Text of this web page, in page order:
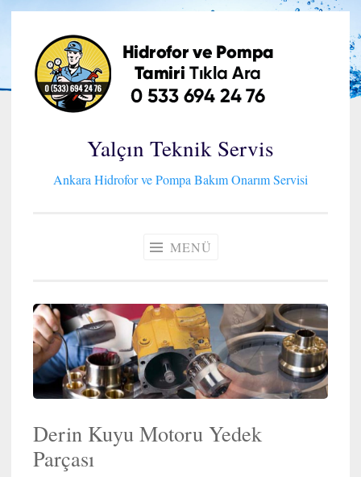
İçeriğe
geç
Yalçın Teknik Servis
Ankara Hidrofor ve Pompa Bakım Onarım Servisi
MENÜ
Derin Kuyu Motoru Yedek
Parçası